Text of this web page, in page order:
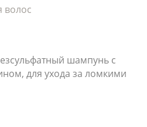
волос
шампунь с
для ухода за ломкими